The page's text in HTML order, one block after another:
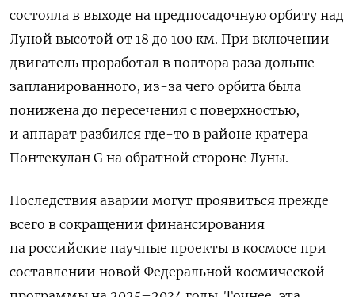
состояла в выходе на предпосадочную орбиту над
Луной высотой от 18 до 100 км. При включении
двигатель проработал в полтора раза дольше
запланированного, из-за чего орбита была
понижена до пересечения с поверхностью,
и аппарат разбился где-то в районе кратера
Понтекулан G на обратной стороне Луны.
Последствия аварии могут проявиться прежде
всего в сокращении финансирования
на российские научные проекты в космосе при
составлении новой Федеральной космической